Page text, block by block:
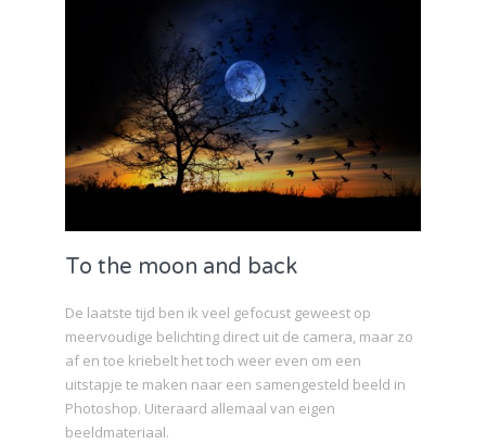
To the moon and back
De laatste tijd ben ik veel gefocust geweest op
meervoudige belichting direct uit de camera, maar zo
af en toe kriebelt het toch weer even om een
uitstapje te maken naar een samengesteld beeld in
Photoshop. Uiteraard allemaal van eigen
beeldmateriaal.